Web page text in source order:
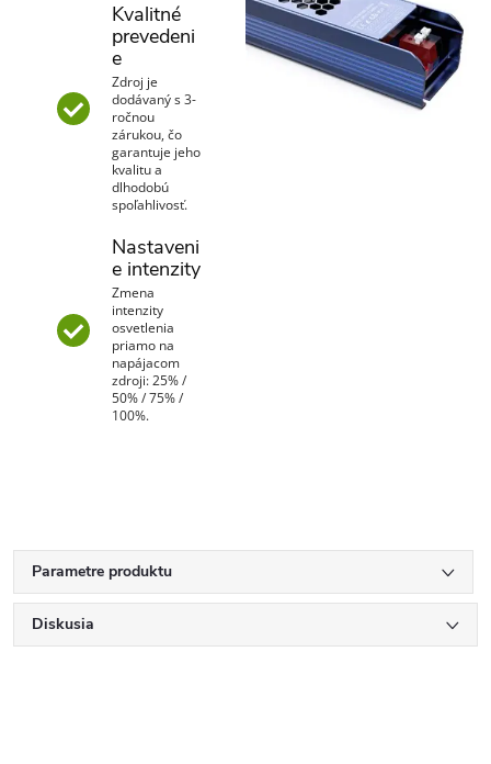
Kvalitné
prevedeni
e
Zdroj je
dodávaný s 3-
ročnou
zárukou, čo
garantuje jeho
kvalitu a
dlhodobú
spoľahlivosť.
Nastaveni
e intenzity
Zmena
intenzity
osvetlenia
priamo na
napájacom
zdroji: 25% /
50% / 75% /
100%.
Parametre produktu
Diskusia